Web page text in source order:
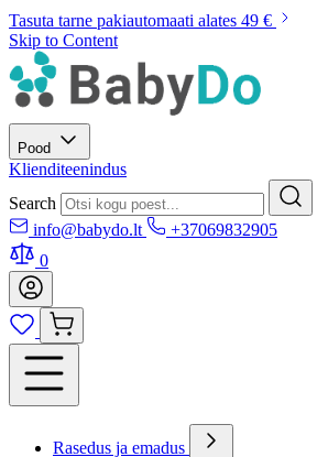
Tasuta tarne pakiautomaati alates 49 €
Skip to Content
Pood
Klienditeenindus
Search
info@babydo.lt
+37069832905
0
Rasedus ja emadus